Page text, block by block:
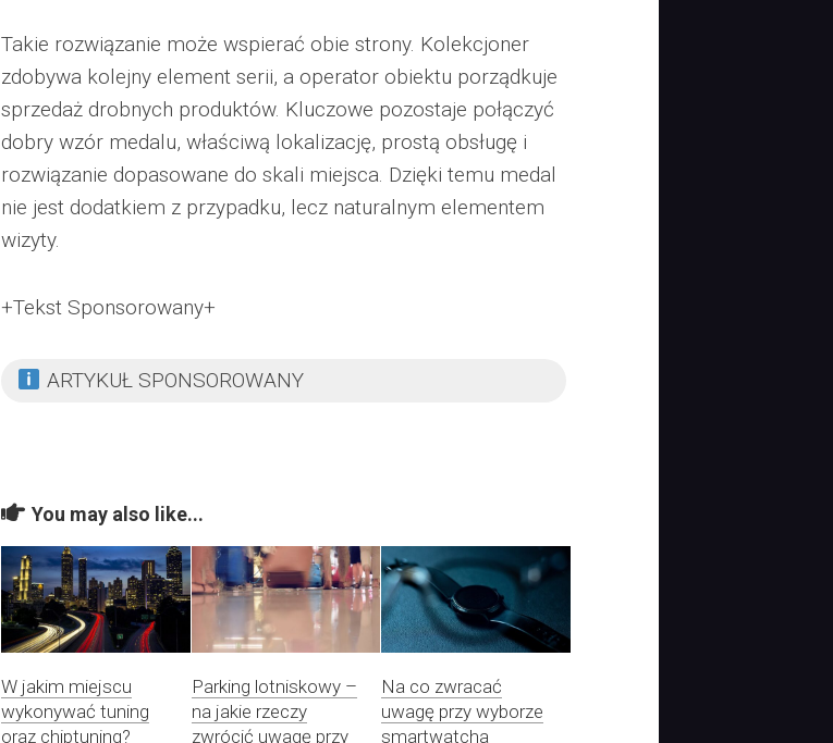
Takie rozwiązanie może wspierać obie strony. Kolekcjoner
zdobywa kolejny element serii, a operator obiektu porządkuje
sprzedaż drobnych produktów. Kluczowe pozostaje połączyć
dobry wzór medalu, właściwą lokalizację, prostą obsługę i
rozwiązanie dopasowane do skali miejsca. Dzięki temu medal
nie jest dodatkiem z przypadku, lecz naturalnym elementem
wizyty.
+Tekst Sponsorowany+
ARTYKUŁ SPONSOROWANY
You may also like...
W jakim miejscu
wykonywać tuning
oraz chiptuning?
Parking lotniskowy –
na jakie rzeczy
zwrócić uwagę przy
Na co zwracać
uwagę przy wyborze
smartwatcha